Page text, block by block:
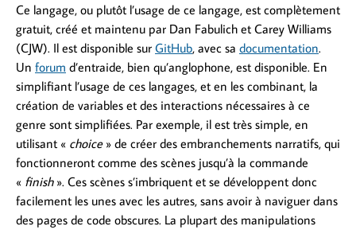
Ce langage, ou plutôt l’usage de ce langage, est complètement
gratuit, créé et maintenu par Dan Fabulich et Carey Williams
(CJW). Il est disponible sur GitHub, avec sa documentation.
Un forum d’entraide, bien qu’anglophone, est disponible. En
simplifiant l’usage de ces langages, et en les combinant, la
création de variables et des interactions nécessaires à ce
genre sont simplifiées. Par exemple, il est très simple, en
utilisant « choice» de créer des embranchements narratifs, qui
fonctionneront comme des scènes jusqu’à la commande
« finish». Ces scènes s’imbriquent et se développent donc
facilement les unes avec les autres, sans avoir à naviguer dans
des pages de code obscures. La plupart des manipulations